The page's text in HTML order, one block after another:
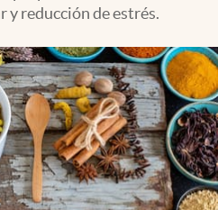
y reducción de estrés.